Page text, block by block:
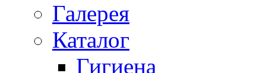
Галерея
Каталог
Гигиена